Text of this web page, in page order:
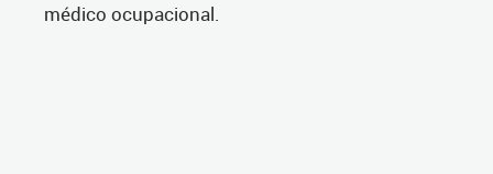
médico ocupacional.